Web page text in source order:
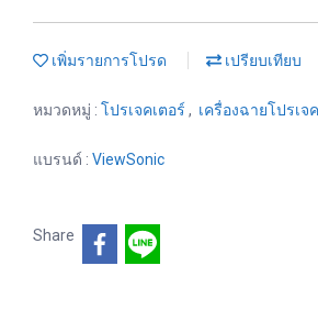
เพิ่มรายการโปรด เปรียบเทียบ
หมวดหมู่ : โปรเจคเตอร์ , เครื่องฉายโปรเจ
แบรนด์ : ViewSonic
Share